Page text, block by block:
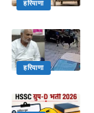
हरियाणा
हरियाणा